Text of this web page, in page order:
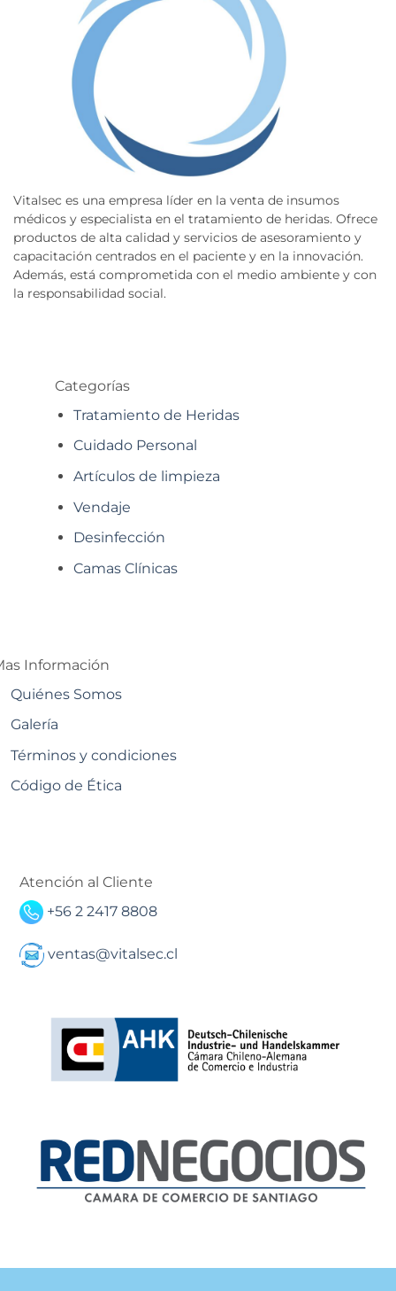
Vitalsec es una empresa líder en la venta de insumos
médicos y especialista en el tratamiento de heridas. Ofrece
productos de alta calidad y servicios de asesoramiento y
capacitación centrados en el paciente y en la innovación.
Además, está comprometida con el medio ambiente y con
la responsabilidad social.
Categorías
Tratamiento de Heridas
Cuidado Personal
Artículos de limpieza
Vendaje
Desinfección
Camas Clínicas
Información
Quiénes Somos
Galería
Términos y condiciones
Código de Ética
Atención al Cliente
+56 2 2417 8808
ventas@vitalsec.cl